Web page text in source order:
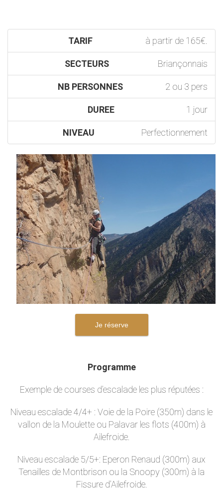
TARIF à partir de 165€.
SECTEURS Briançonnais
NB PERSONNES 2 ou 3 pers
DUREE 1 jour
NIVEAU Perfectionnement
Je réserve
Programme
Exemple de courses d’escalade les plus réputées :
Niveau escalade 4/4+ : Voie de la Poire (350m) dans le
vallon de la Moulette ou Palavar les flots (400m) à
Ailefroide.
Niveau escalade 5/5+: Eperon Renaud (300m) aux
Tenailles de Montbrison ou la Snoopy (300m) à la
Fissure d’Ailefroide.